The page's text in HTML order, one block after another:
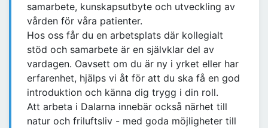
samarbete, kunskapsutbyte och utveckling av
vården för våra patienter.
Hos oss får du en arbetsplats där kollegialt
stöd och samarbete är en självklar del av
vardagen. Oavsett om du är ny i yrket eller har
erfarenhet, hjälps vi åt för att du ska få en god
introduktion och känna dig trygg i din roll.
Att arbeta i Dalarna innebär också närhet till
natur och friluftsliv - med goda möjligheter till